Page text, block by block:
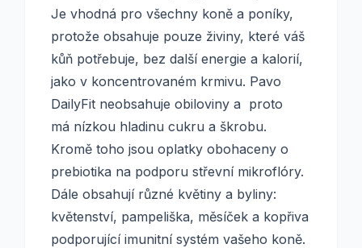
Je vhodná pro všechny koně a poníky,
protože obsahuje pouze živiny, které váš
kůň potřebuje, bez další energie a kalorií,
jako v koncentrovaném krmivu. Pavo
DailyFit neobsahuje obiloviny a proto
má nízkou hladinu cukru a škrobu.
Kromě toho jsou oplatky obohaceny o
prebiotika na podporu střevní mikroflóry.
Dále obsahují různé květiny a byliny:
květenství, pampeliška, měsíček a kopřiva
podporující imunitní systém vašeho koně.